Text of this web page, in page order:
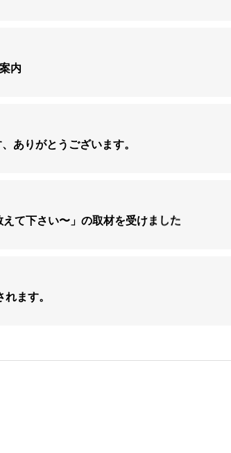
内
ありがとうございます。
て下さい〜」の取材を受けました
ます。